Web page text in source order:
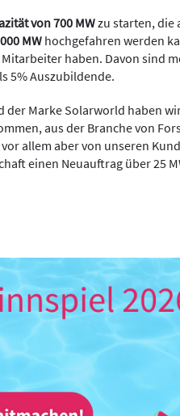
von 700 MWzu starten, die
MW hochgefahren werden
haben. Davon sind
5% Auszubildende.
Marke Solarworld haben
aus der Branche von
allem aber von unseren
einen Neuauftrag über 25